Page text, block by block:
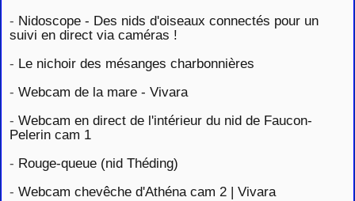
- Nidoscope - Des nids d'oiseaux connectés pour un
suivi en direct via caméras !
- Le nichoir des mésanges charbonnières
- Webcam de la mare - Vivara
- Webcam en direct de l'intérieur du nid de Faucon-
Pelerin cam 1
- Rouge-queue (nid Théding)
- Webcam chevêche d'Athéna cam 2 | Vivara